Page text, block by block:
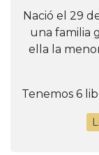
Nació el 29
una familia
ella la
Tenemos 6